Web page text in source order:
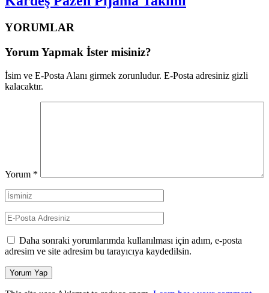
YORUMLAR
Yorum Yapmak İster misiniz?
İsim ve E-Posta Alanı girmek zorunludur. E-Posta adresiniz gizli
kalacaktır.
Yorum *
Daha sonraki yorumlarımda kullanılması için adım, e-posta
adresim ve site adresim bu tarayıcıya kaydedilsin.